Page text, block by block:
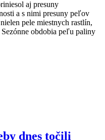
aj presuny
a s nimi presuny peľov
pele miestnych rastlín,
obdobia peľu paliny
dnes točili